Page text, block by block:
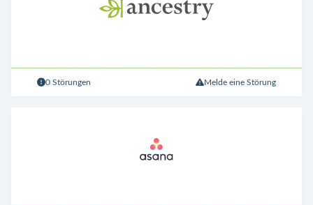
0 Störungen Melde eine Störung